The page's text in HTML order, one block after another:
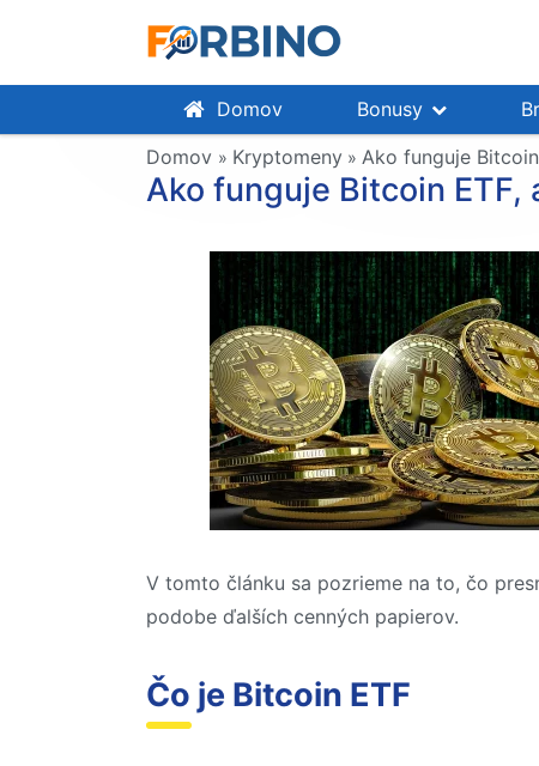
Domov Bonusy
Domov » Kryptomeny » Ako funguje
Ako funguje Bitcoin ETF,
V tomto článku sa pozrieme na to, čo
podobe ďalších cenných papierov.
Čo je Bitcoin ETF